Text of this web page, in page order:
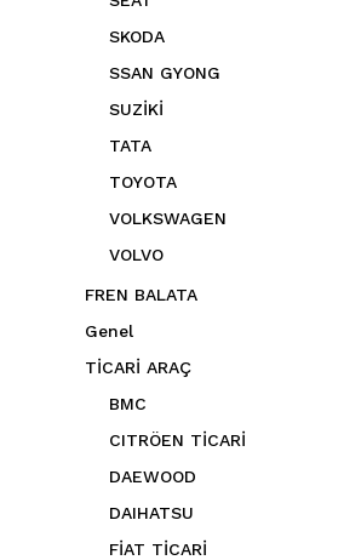
SKODA
SSAN GYONG
SUZİKİ
TATA
TOYOTA
VOLKSWAGEN
VOLVO
FREN BALATA
Genel
TİCARİ ARAÇ
BMC
CITRÖEN TİCARİ
DAEWOOD
DAIHATSU
FİAT TİCARİ